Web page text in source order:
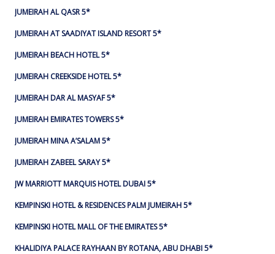
JUMEIRAH AL QASR 5*
JUMEIRAH AT SAADIYAT ISLAND RESORT 5*
JUMEIRAH BEACH HOTEL 5*
JUMEIRAH CREEKSIDE HOTEL 5*
JUMEIRAH DAR AL MASYAF 5*
JUMEIRAH EMIRATES TOWERS 5*
JUMEIRAH MINA A’SALAM 5*
JUMEIRAH ZABEEL SARAY 5*
JW MARRIOTT MARQUIS HOTEL DUBAI 5*
KEMPINSKI HOTEL & RESIDENCES PALM JUMEIRAH 5*
KEMPINSKI HOTEL MALL OF THE EMIRATES 5*
KHALIDIYA PALACE RAYHAAN BY ROTANA, ABU DHABI 5*